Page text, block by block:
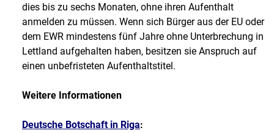
dies bis zu sechs Monaten, ohne ihren Aufenthalt
anmelden zu müssen. Wenn sich Bürger aus der EU oder
dem EWR mindestens fünf Jahre ohne Unterbrechung in
Lettland aufgehalten haben, besitzen sie Anspruch auf
einen unbefristeten Aufenthaltstitel.
Weitere Informationen
Deutsche Botschaft in Riga: